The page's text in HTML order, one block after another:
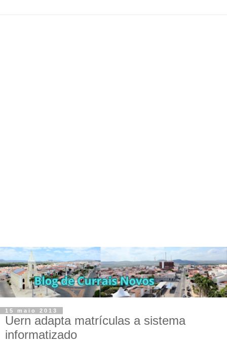
15 maio 2013
Uern adapta matrículas a sistema
informatizado